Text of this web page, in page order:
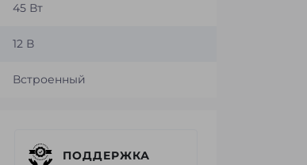
45 Вт
12 В
Встроенный
ПОДДЕРЖКА